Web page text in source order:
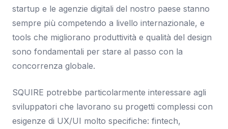
startup e le agenzie digitali del nostro paese stanno
sempre più competendo a livello internazionale, e
tools che migliorano produttività e qualità del design
sono fondamentali per stare al passo con la
concorrenza globale.
SQUIRE potrebbe particolarmente interessare agli
sviluppatori che lavorano su progetti complessi con
esigenze di UX/UI molto specifiche: fintech,